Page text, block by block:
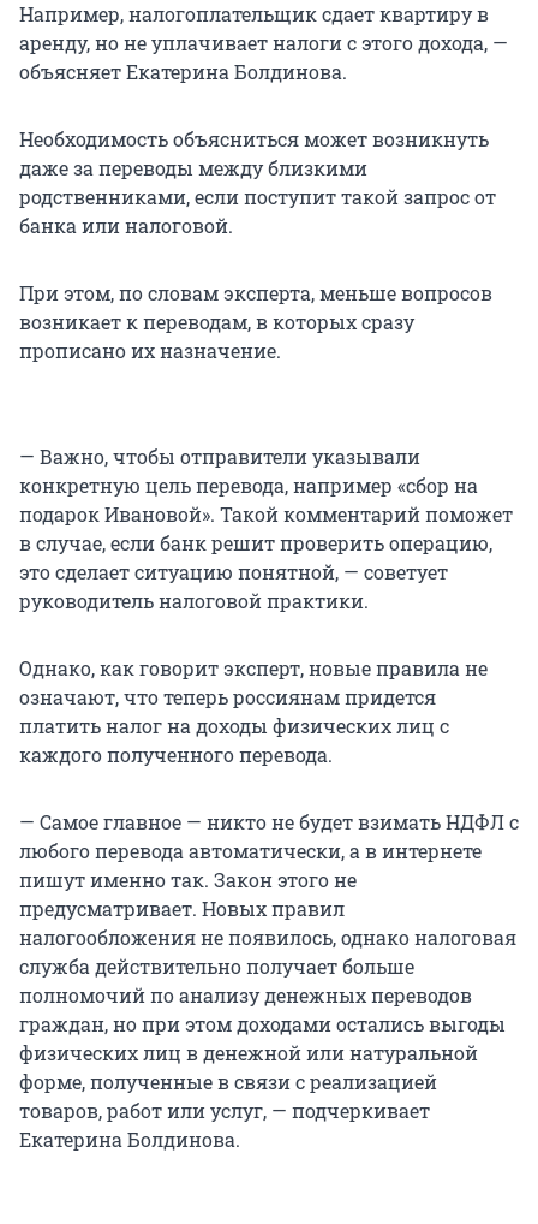
Например, налогоплательщик сдает квартиру в
аренду, но не уплачивает налоги с этого дохода, —
объясняет Екатерина Болдинова.
Необходимость объясниться может возникнуть
даже за переводы между близкими
родственниками, если поступит такой запрос от
банка или налоговой.
При этом, по словам эксперта, меньше вопросов
возникает к переводам, в которых сразу
прописано их назначение.
— Важно, чтобы отправители указывали
конкретную цель перевода, например «сбор на
подарок Ивановой». Такой комментарий поможет
в случае, если банк решит проверить операцию,
это сделает ситуацию понятной, — советует
руководитель налоговой практики.
Однако, как говорит эксперт, новые правила не
означают, что теперь россиянам придется
платить налог на доходы физических лиц с
каждого полученного перевода.
— Самое главное — никто не будет взимать НДФЛ с
любого перевода автоматически, а в интернете
пишут именно так. Закон этого не
предусматривает. Новых правил
налогообложения не появилось, однако налоговая
служба действительно получает больше
полномочий по анализу денежных переводов
граждан, но при этом доходами остались выгоды
физических лиц в денежной или натуральной
форме, полученные в связи с реализацией
товаров, работ или услуг, — подчеркивает
Екатерина Болдинова.